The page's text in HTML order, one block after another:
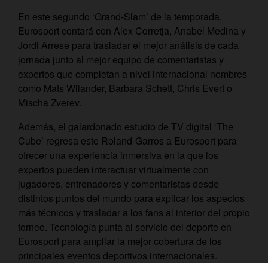
En este segundo ‘Grand-Slam’ de la temporada,
Eurosport contará con Alex Corretja, Anabel Medina y
Jordi Arrese para trasladar el mejor análisis de cada
jornada junto al mejor equipo de comentaristas y
expertos que completan a nivel internacional nombres
como Mats Wilander, Barbara Schett, Chris Evert o
Mischa Zverev.
Además, el galardonado estudio de TV digital ‘The
Cube’ regresa este Roland-Garros a Eurosport para
ofrecer una experiencia inmersiva en la que los
expertos pueden interactuar virtualmente con
jugadores, entrenadores y comentaristas desde
distintos puntos del mundo para explicar los aspectos
más técnicos y trasladar a los fans al interior del propio
torneo. Tecnología punta al servicio del deporte en
Eurosport para ampliar la mejor cobertura de los
principales eventos deportivos internacionales.